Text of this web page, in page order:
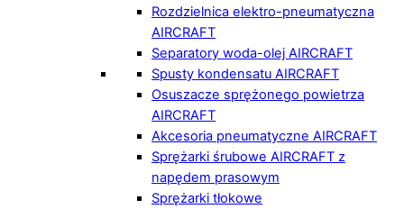
Rozdzielnica elektro-pneumatyczna
AIRCRAFT
Separatory woda-olej AIRCRAFT
Spusty kondensatu AIRCRAFT
Osuszacze sprężonego powietrza
AIRCRAFT
Akcesoria pneumatyczne AIRCRAFT
Sprężarki śrubowe AIRCRAFT z
napędem prasowym
Sprężarki tłokowe